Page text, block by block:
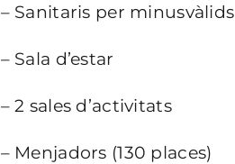
– Sanitaris per minusvàlids
– Sala d’estar
– 2 sales d’activitats
– Menjadors (130 places)